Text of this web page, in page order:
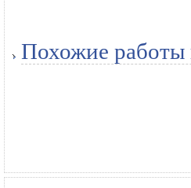
Похожие работы